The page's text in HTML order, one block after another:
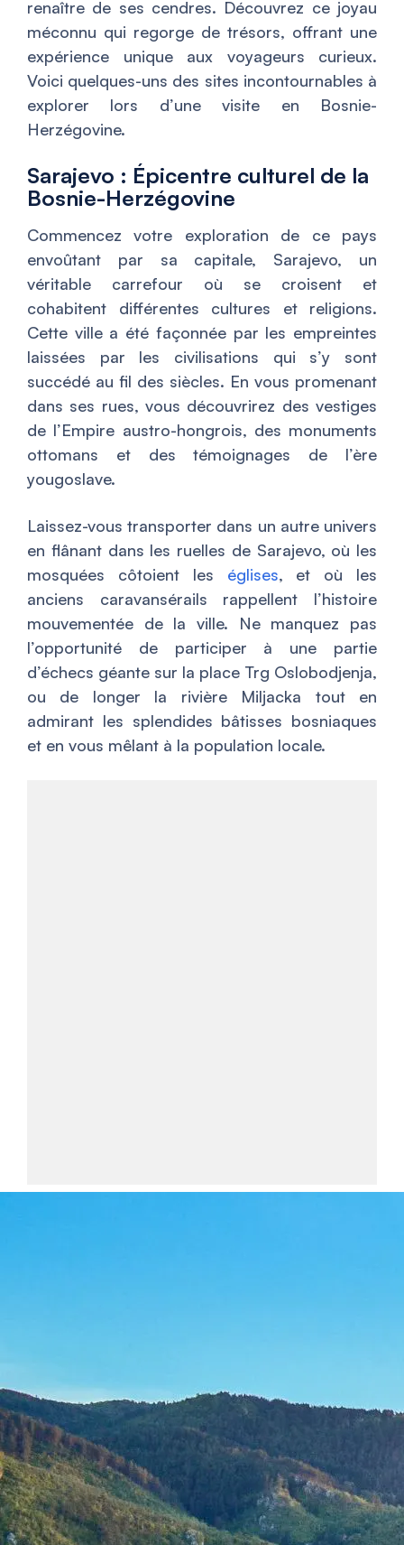
renaître de ses cendres. Découvrez ce joyau
méconnu qui regorge de trésors, offrant une
expérience unique aux voyageurs curieux.
Voici quelques-uns des sites incontournables à
explorer lors d’une visite en Bosnie-
Herzégovine.
Sarajevo : Épicentre culturel de la
Bosnie-Herzégovine
Commencez votre exploration de ce pays
envoûtant par sa capitale, Sarajevo, un
véritable carrefour où se croisent et
cohabitent différentes cultures et religions.
Cette ville a été façonnée par les empreintes
laissées par les civilisations qui s’y sont
succédé au fil des siècles. En vous promenant
dans ses rues, vous découvrirez des vestiges
de l’Empire austro-hongrois, des monuments
ottomans et des témoignages de l’ère
yougoslave.
Laissez-vous transporter dans un autre univers
en flânant dans les ruelles de Sarajevo, où les
mosquées côtoient les églises, et où les
anciens caravansérails rappellent l’histoire
mouvementée de la ville. Ne manquez pas
l’opportunité de participer à une partie
d’échecs géante sur la place Trg Oslobodjenja,
ou de longer la rivière Miljacka tout en
admirant les splendides bâtisses bosniaques
et en vous mêlant à la population locale.